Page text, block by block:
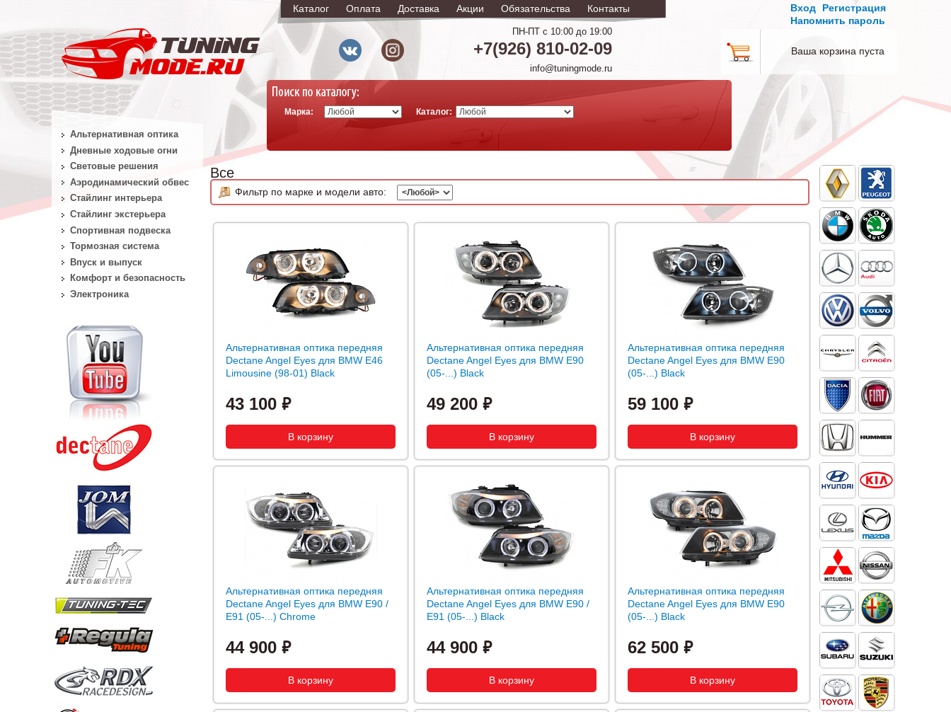
ПН-ПТ с 10:00 до 19:00
+7(926) 810-02-09
info@tuningmode.ru
Каталог Оплата Доставка Акции Обязательства Контакты Вход
Регистрация
Напомнить пароль
Ваша корзина пуста
Марка: Каталог:
Все
Фильтр по марке и модели авто:
Альтернативная оптика передняя
Dectane Angel Eyes для BMW E46
Limousine (98-01) Black
43 100
Альтернативная оптика передняя
Dectane Angel Eyes для BMW E90
(05-...) Black
49 200
Альтернативная оптика передняя
Dectane Angel Eyes для BMW E90
(05-...) Black
59 100
Альтернативная оптика передняя
Dectane Angel Eyes для BMW E90 /
E91 (05-...) Chrome
44 900
Альтернативная оптика передняя
Dectane Angel Eyes для BMW E90 /
E91 (05-...) Black
44 900
Альтернативная оптика передняя
Dectane Angel Eyes для BMW E90
(05-...) Black
62 500
Альтернативная оптика
Дневные ходовые огни
Световые решения
Аэродинамический обвес
Стайлинг интерьера
Стайлинг экстерьера
Спортивная подвеска
Тормозная система
Впуск и выпуск
Комфорт и безопасность
Электроника